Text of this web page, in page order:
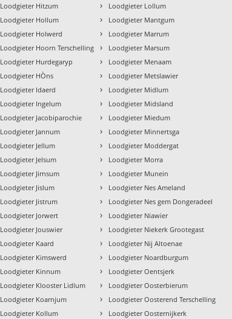
Loodgieter Hitzum
Loodgieter Hollum
Loodgieter Holwerd
Loodgieter Hoorn Terschelling
Loodgieter Hurdegaryp
Loodgieter HÒns
Loodgieter Idaerd
Loodgieter Ingelum
Loodgieter Jacobiparochie
Loodgieter Jannum
Loodgieter Jellum
Loodgieter Jelsum
Loodgieter Jirnsum
Loodgieter Jislum
Loodgieter Jistrum
Loodgieter Jorwert
Loodgieter Jouswier
Loodgieter Kaard
Loodgieter Kimswerd
Loodgieter Kinnum
Loodgieter Klooster Lidlum
Loodgieter Koarnjum
Loodgieter Kollum
› Loodgieter Lollum
› Loodgieter Mantgum
› Loodgieter Marrum
› Loodgieter Marsum
› Loodgieter Menaam
› Loodgieter Metslawier
› Loodgieter Midlum
› Loodgieter Midsland
› Loodgieter Miedum
› Loodgieter Minnertsga
› Loodgieter Moddergat
› Loodgieter Morra
› Loodgieter Munein
› Loodgieter Nes Ameland
› Loodgieter Nes gem Dongeradeel
› Loodgieter Niawier
› Loodgieter Niekerk Grootegast
› Loodgieter Nij Altoenae
› Loodgieter Noardburgum
› Loodgieter Oentsjerk
› Loodgieter Oosterbierum
› Loodgieter Oosterend Terschelling
› Loodgieter Oosternijkerk